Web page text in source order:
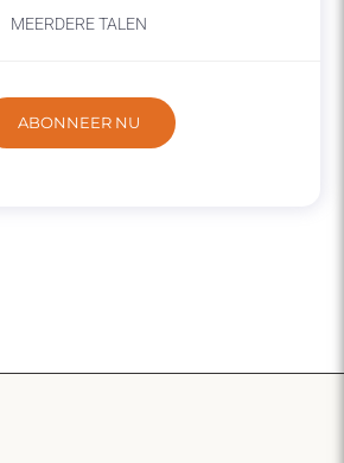
MEERDERE TALEN
ABONNEER NU